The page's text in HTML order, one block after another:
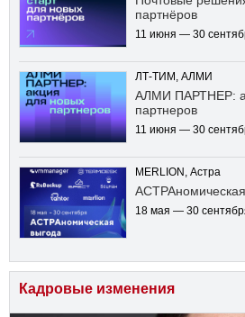
партнёров
11 июня — 30
ЛТ-ТИМ, АЛМИ
АЛМИ ПАРТНЕР:
партнеров
11 июня — 30
MERLION, Астра
18 мая — 30
Кадровые изменения